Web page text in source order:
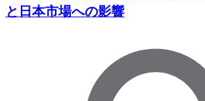
と日本市場への影響